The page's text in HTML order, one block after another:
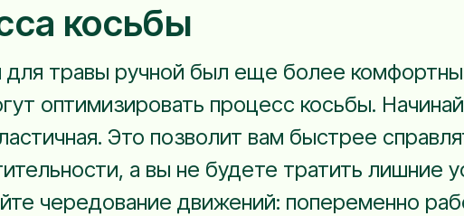
косьбы
травы ручной был еще более
оптимизировать процесс косьбы.
Это позволит вам быстрее
а вы не будете тратить лишние
чередование движений: попеременно